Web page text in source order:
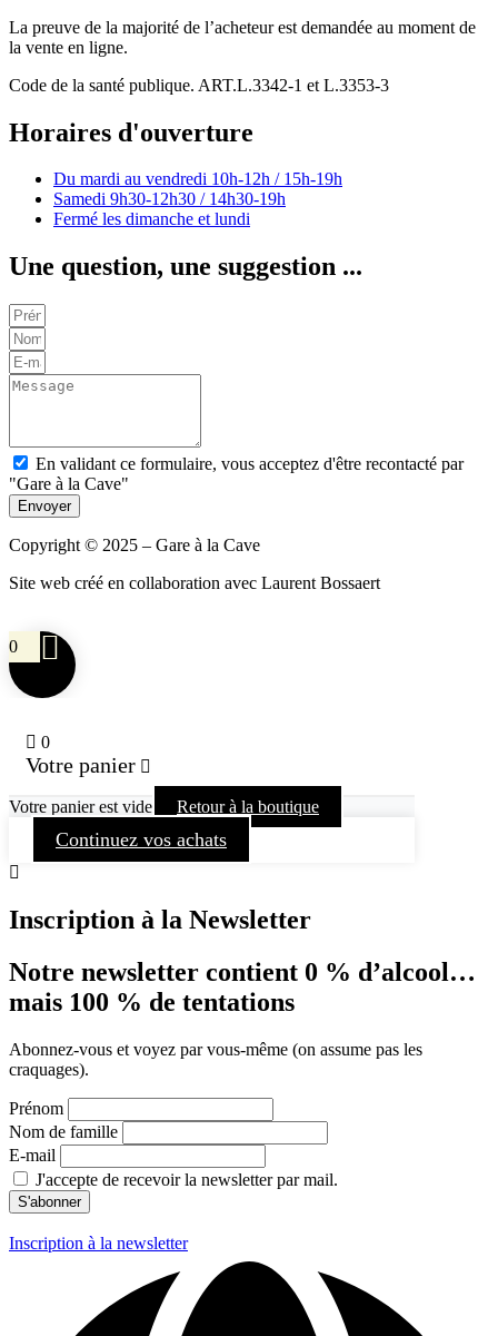
La preuve de la majorité de l’acheteur est demandée au moment de
la vente en ligne.
Code de la santé publique. ART.L.3342-1 et L.3353-3
Horaires d'ouverture
Du mardi au vendredi 10h-12h / 15h-19h
Samedi 9h30-12h30 / 14h30-19h
Fermé les dimanche et lundi
Une question, une suggestion ...
En validant ce formulaire, vous acceptez d'être recontacté par
"Gare à la Cave"
Envoyer
Copyright © 2025 – Gare à la Cave
Site web créé en collaboration avec Laurent Bossaert
0
0
Votre panier
Votre panier est vide Retour à la boutique
Continuez vos achats
Inscription à la Newsletter
Notre newsletter contient 0 % d’alcool…
mais 100 % de tentations
Abonnez-vous et voyez par vous-même (on assume pas les
craquages).
Prénom
Nom de famille
E-mail
J'accepte de recevoir la newsletter par mail.
Inscription à la newsletter